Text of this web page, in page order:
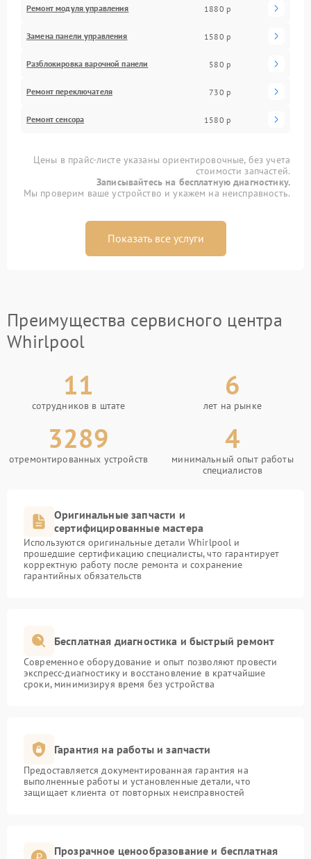
Ремонт модуля управления 1880 р
Замена панели управления 1580 р
Разблокировка варочной панели 580 р
Ремонт переключателя 730 р
Ремонт сенсора 1580 р
Цены в прайс-листе указаны ориентировочные, без учета
стоимости запчастей.
Записывайтесь на бесплатную диагностику.
Мы проверим ваше устройство и укажем на неисправность.
Показать все услуги
Преимущества сервисного центра
Whirlpool
11
сотрудников в штате
6
лет на рынке
3289
отремонтированных устройств
4
минимальный опыт работы
специалистов
Оригинальные запчасти и
сертифицированные мастера
Используются оригинальные детали Whirlpool и
прошедшие сертификацию специалисты, что гарантирует
корректную работу после ремонта и сохранение
гарантийных обязательств
Бесплатная диагностика и быстрый ремонт
Современное оборудование и опыт позволяют провести
экспресс-диагностику и восстановление в кратчайшие
сроки, минимизируя время без устройства
Гарантия на работы и запчасти
Предоставляется документированная гарантия на
выполненные работы и установленные детали, что
защищает клиента от повторных неисправностей
Прозрачное ценообразование и бесплатная